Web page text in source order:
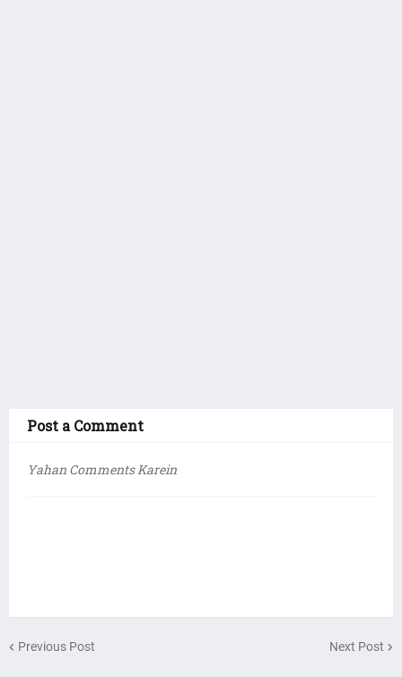
Post a Comment
Yahan Comments Karein
Previous Post Next Post